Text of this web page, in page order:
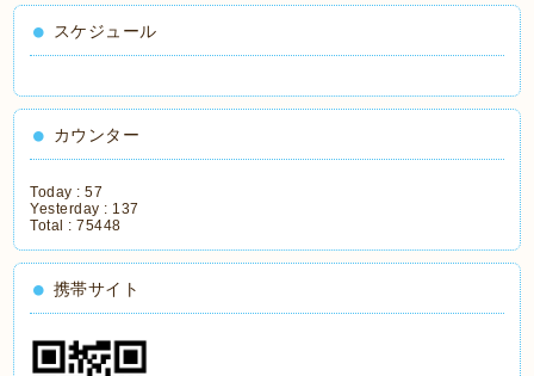
スケジュール
カウンター
Today :57
Yesterday : 137
Total :75448
携帯サイト